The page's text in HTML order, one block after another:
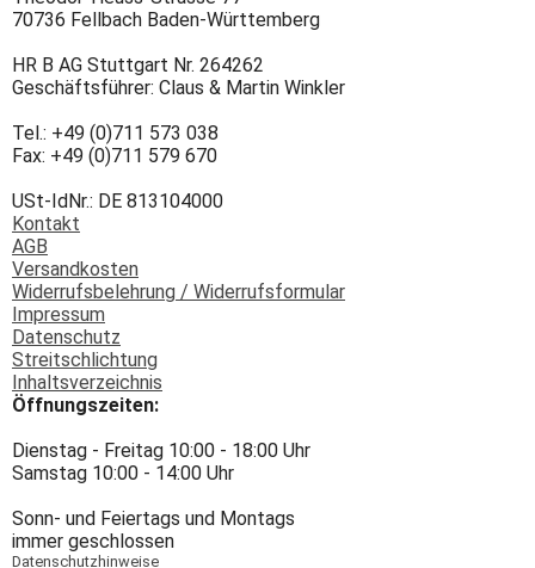
70736 Fellbach Baden-Württemberg
HR B AG Stuttgart Nr. 264262
Geschäftsführer: Claus & Martin Winkler
Tel.: +49 (0)711 573 038
Fax: +49 (0)711 579 670
USt-IdNr.: DE 813104000
Kontakt
AGB
Versandkosten
Widerrufsbelehrung / Widerrufsformular
Impressum
Datenschutz
Streitschlichtung
Inhaltsverzeichnis
Öffnungszeiten:
Dienstag - Freitag 10:00 - 18:00 Uhr
Samstag 10:00 - 14:00 Uhr
Sonn- und Feiertags und Montags
immer geschlossen
Datenschutzhinweise